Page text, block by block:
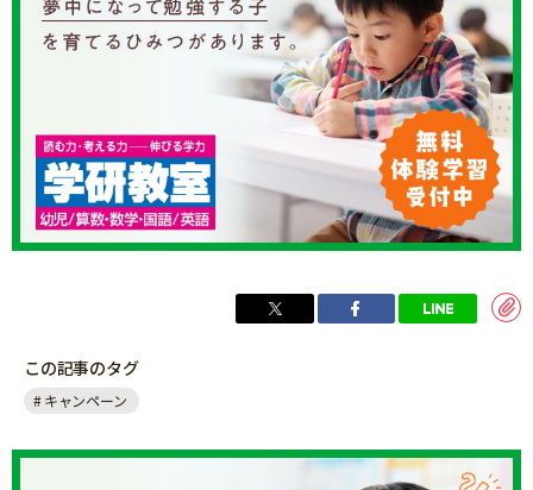
この記事のタグ
キャンペーン